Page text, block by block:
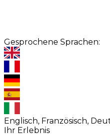
Gesprochene Sprachen:
Englisch, Französisch,
Ihr Erlebnis